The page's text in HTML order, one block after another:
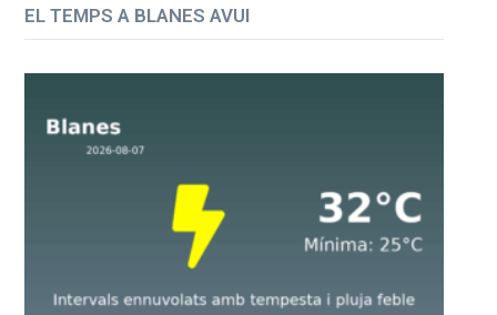
EL TEMPS A BLANES AVUI